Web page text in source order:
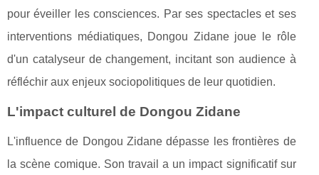
pour éveiller les consciences. Par ses spectacles et ses
interventions médiatiques, Dongou Zidane joue le rôle
d'un catalyseur de changement, incitant son audience à
réfléchir aux enjeux sociopolitiques de leur quotidien.
L'impact culturel de Dongou Zidane
L'influence de Dongou Zidane dépasse les frontières de
la scène comique. Son travail a un impact significatif sur